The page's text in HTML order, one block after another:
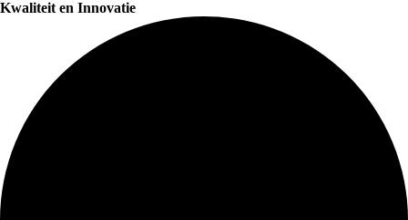
Kwaliteit en Innovatie